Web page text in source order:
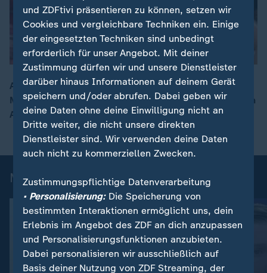
00:16
Alba Berlin schnappt sich die deutsche Basketball-
Meisterschaft von Bayern München dank einer furiosen
Aufholjagd.
Mehr News aus dem Sport
und ZDFtivi präsentieren zu können, setzen wir
Cookies und vergleichbare Techniken ein. Einige
der eingesetzten Techniken sind unbedingt
erforderlich für unser Angebot. Mit deiner
Zustimmung dürfen wir und unsere Dienstleister
darüber hinaus Informationen auf deinem Gerät
speichern und/oder abrufen. Dabei geben wir
deine Daten ohne deine Einwilligung nicht an
Dritte weiter, die nicht unsere direkten
Dienstleister sind. Wir verwenden deine Daten
auch nicht zu kommerziellen Zwecken.
Zustimmungspflichtige Datenverarbeitung
• Personalisierung:Die Speicherung von
bestimmten Interaktionen ermöglicht uns, dein
Erlebnis im Angebot des ZDF an dich anzupassen
und Personalisierungsfunktionen anzubieten.
Dabei personalisieren wir ausschließlich auf
Basis deiner Nutzung von ZDF Streaming, der